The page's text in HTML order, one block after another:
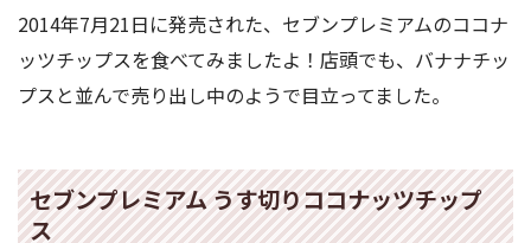
2014年7月21日に発売された、セブンプレミアムのココナ
ッツチップスを食べてみましたよ！店頭でも、バナナチッ
プスと並んで売り出し中のようで目立ってました。
セブンプレミアム うす切りココナッツチップ
ス